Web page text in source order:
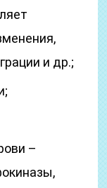
и др.;
–